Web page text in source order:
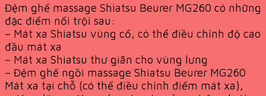
Đệm ghế massage Shiatsu Beurer MG260 có những
đặc điểm nổi trội sau:
– Mát xa Shiatsu vùng cổ, có thể điều chỉnh độ cao
đầu mát xa
– Mát xa Shiatsu thư giãn cho vùng lưng
– Đệm ghế ngồi massage Shiatsu Beurer MG260
Mát xa tại chỗ (có thể điều chỉnh điểm mát xa),